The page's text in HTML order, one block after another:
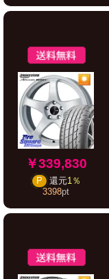
￥339,830
P 還元1％
3398pt